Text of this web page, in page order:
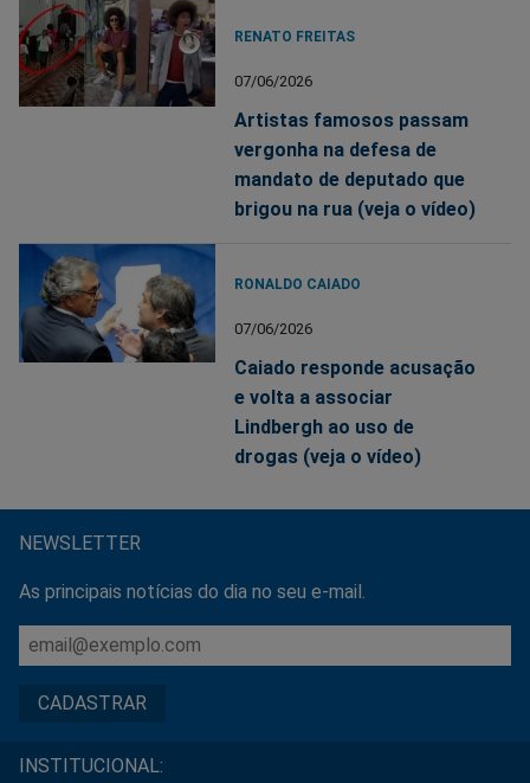
RENATO FREITAS
07/06/2026
Artistas famosos passam
vergonha na defesa de
mandato de deputado que
brigou na rua (veja o vídeo)
RONALDO CAIADO
07/06/2026
Caiado responde acusação
e volta a associar
Lindbergh ao uso de
drogas (veja o vídeo)
NEWSLETTER
As principais notícias do dia no seu e-mail.
INSTITUCIONAL: